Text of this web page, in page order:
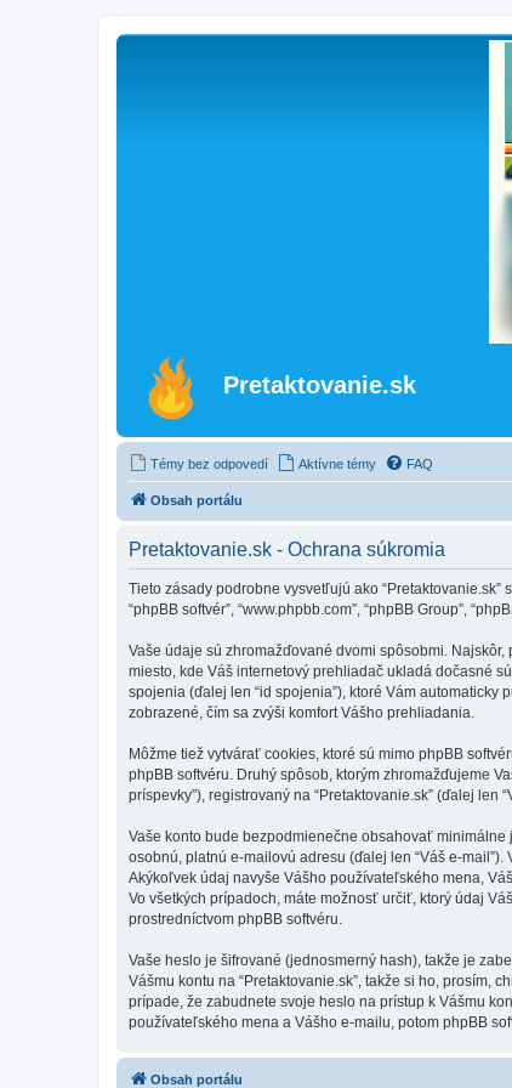
Pretaktovanie.sk
Témy bez odpovedí Aktívne témy FAQ
Obsah portálu
Pretaktovanie.sk - Ochrana súkromia
Tieto zásady podrobne vysvetľujú ako “Pretaktovanie.sk”
“phpBB softvér”, “www.phpbb.com”, “phpBB Group”,
Vaše údaje sú zhromažďované dvomi spôsobmi.
miesto, kde Váš internetový prehliadač ukladá dočasné
spojenia (ďalej len “id spojenia”), ktoré Vám automaticky
zobrazené, čím sa zvýši komfort Vášho prehliadania.
Môžme tiež vytvárať cookies, ktoré sú mimo phpBB
phpBB softvéru. Druhý spôsob, ktorým zhromažďujeme
príspevky”), registrovaný na “Pretaktovanie.sk” (ďalej len
Vaše konto bude bezpodmienečne obsahovať minimálne
osobnú, platnú e-mailovú adresu (ďalej len “Váš e-
Akýkoľvek údaj navyše Vášho používateľského mena,
Vo všetkých prípadoch, máte možnosť určiť, ktorý údaj
prostredníctvom phpBB softvéru.
Vaše heslo je šifrované (jednosmerný hash), takže je
Vášmu kontu na “Pretaktovanie.sk”, takže si ho, prosím,
prípade, že zabudnete svoje heslo na prístup k Vášmu
používateľského mena a Vášho e-mailu, potom phpBB
Obsah portálu